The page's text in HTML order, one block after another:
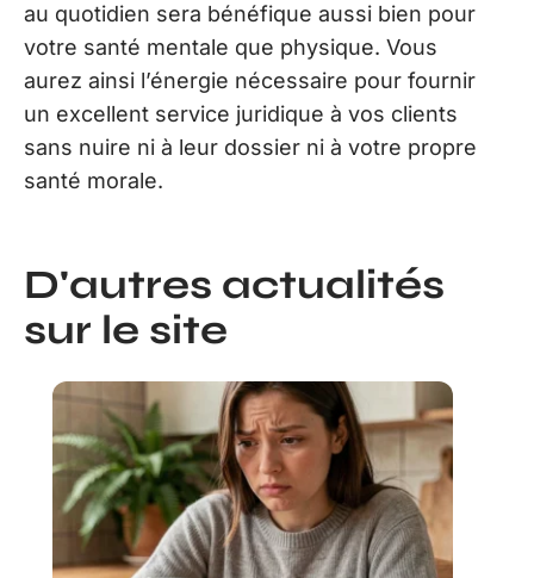
au quotidien sera bénéfique aussi bien pour
votre santé mentale que physique. Vous
aurez ainsi l’énergie nécessaire pour fournir
un excellent service juridique à vos clients
sans nuire ni à leur dossier ni à votre propre
santé morale.
D'autres actualités
sur le site